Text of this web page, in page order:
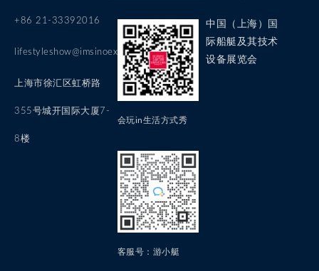
+86 21-33392016
lifestyleshow@imsinoexpo.com
上海市徐汇区虹桥路
355号城开国际大厦7-
8楼
会玩in生活方式秀
客服号：游小艇
中国（上海）国
际船艇及其技术
设备展览会